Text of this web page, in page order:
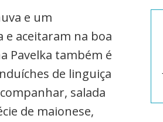
e um
aceitaram na boa
Pavelka também é
de linguiça
salada
de maionese,